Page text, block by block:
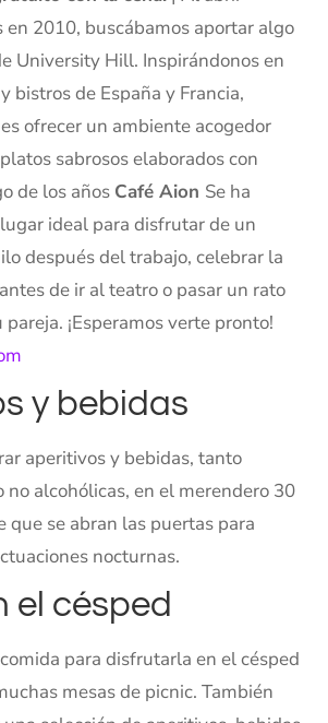
en 2010, buscábamos aportar algo
University Hill. Inspirándonos en
bistros de España y Francia,
ofrecer un ambiente acogedor
sabrosos elaborados con
de los años Café Aion Se ha
ideal para disfrutar de un
después del trabajo, celebrar la
de ir al teatro o pasar un rato
¡Esperamos verte pronto!
y bebidas
aperitivos y bebidas, tanto
no alcohólicas, en el merendero 30
que se abran las puertas para
nocturnas.
el césped
para disfrutarla en el césped
mesas de picnic. También